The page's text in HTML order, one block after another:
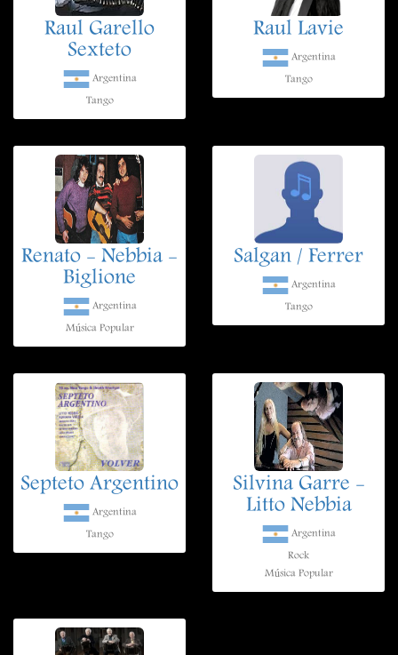
Raul Garello
Sexteto
Argentina
Tango
Raul Lavie
Argentina
Tango
Renato - Nebbia -
Biglione
Argentina
Música Popular
Salgan / Ferrer
Argentina
Tango
Septeto Argentino
Argentina
Tango
Silvina Garre -
Litto Nebbia
Argentina
Rock
Música Popular